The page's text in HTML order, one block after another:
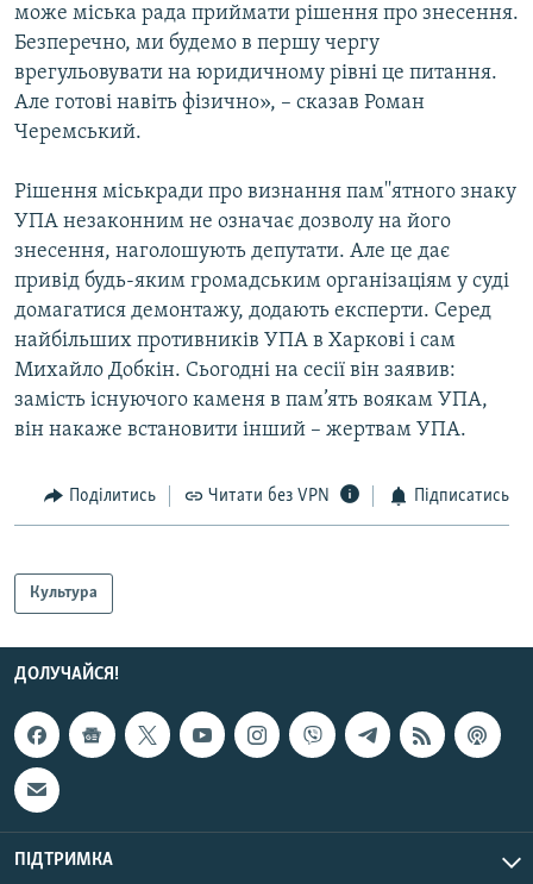
може міська рада приймати рішення про знесення.
Безперечно, ми будемо в першу чергу
врегульовувати на юридичному рівні це питання.
Але готові навіть фізично», – сказав Роман
Черемський.
Рішення міськради про визнання пам''ятного знаку
УПА незаконним не означає дозволу на його
знесення, наголошують депутати. Але це дає
привід будь-яким громадським організаціям у суді
домагатися демонтажу, додають експерти. Серед
найбільших противників УПА в Харкові і сам
Михайло Добкін. Сьогодні на сесії він заявив:
замість існуючого каменя в пам’ять воякам УПА,
він накаже встановити інший – жертвам УПА.
Поділитись Читати без VPN Підписатись
Культура
ДОЛУЧАЙСЯ!
ПІДТРИМКА